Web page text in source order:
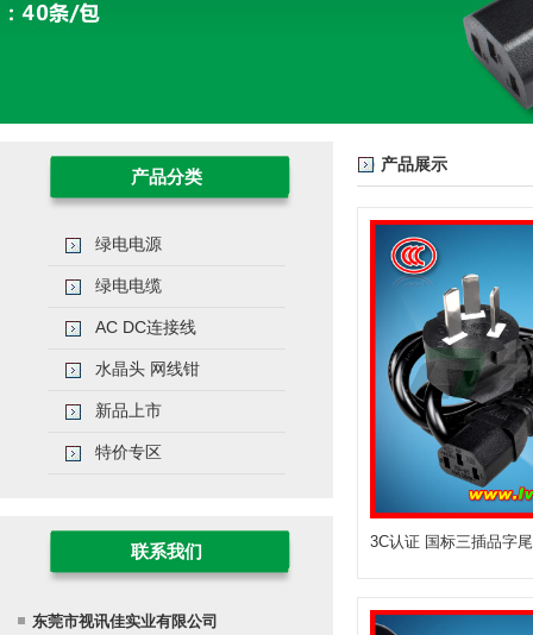
产品展示
3C认证 国标三插品字
产品分类
绿电电源
绿电电缆
AC DC连接线
水晶头 网线钳
新品上市
特价专区
联系我们
东莞市视讯佳实业有限公司